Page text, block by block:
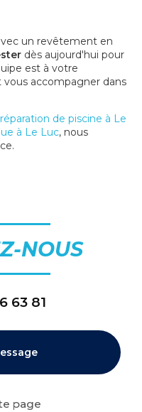
un revêtement en
dès aujourd'hui pour
est à votre
vous accompagner dans
réparation de piscine à Le
à Le Luc, nous
NOUS
63 81
page